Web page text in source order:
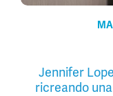
Jennifer
ricreando